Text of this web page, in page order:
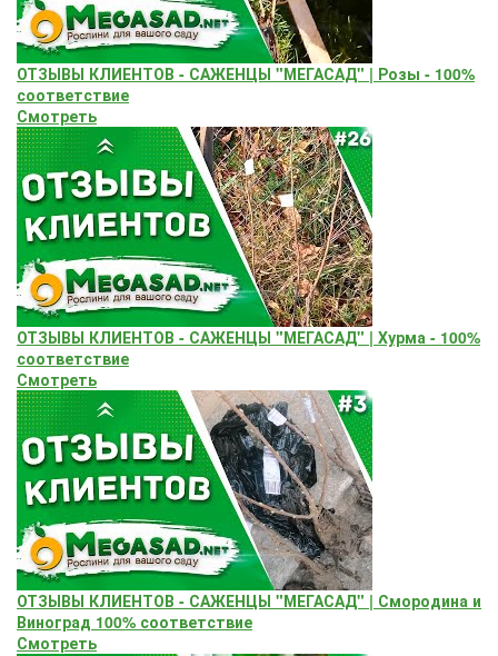
ОТЗЫВЫ КЛИЕНТОВ - САЖЕНЦЫ "МЕГАСАД" | Розы - 100%
соответствие
Смотреть
ОТЗЫВЫ КЛИЕНТОВ - САЖЕНЦЫ "МЕГАСАД" | Хурма - 100%
соответствие
Смотреть
ОТЗЫВЫ КЛИЕНТОВ - САЖЕНЦЫ "МЕГАСАД" | Смородина и
Виноград 100% соответствие
Смотреть